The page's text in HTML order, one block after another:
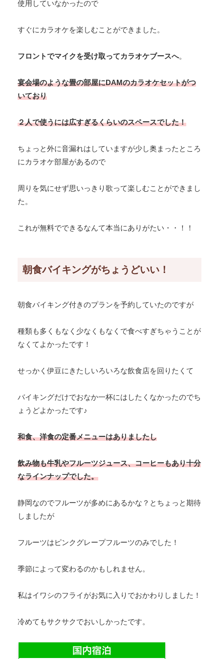
使用していなかったので
すぐにカラオケを楽しむことができました。
フロントでマイクを受け取ってカラオケブースへ。
宴会場のような畳の部屋にDAMのカラオケセットがつ
いており
２人で使うには広すぎるくらいのスペースでした！
ちょっと外に音漏れはしていますが少し奥まったところ
にカラオケ部屋があるので
周りを気にせず思いっきり歌って楽しむことができまし
た。
これが無料でできるなんて本当にありがたい・・！！
朝食バイキングがちょうどいい！
朝食バイキング付きのプランを予約していたのですが
種類も多くもなく少なくもなくで食べすぎちゃうことが
なくてよかったです！
せっかく伊豆にきたしいろいろな飲食店を回りたくて
バイキングだけでおなか一杯にはしたくなかったのでち
ょうどよかったです♪
和食、洋食の定番メニューはありましたし
飲み物も牛乳やフルーツジュース、コーヒーもあり十分
なラインナップでした。
静岡なのでフルーツが多めにあるかな？とちょっと期待
しましたが
フルーツはピンクグレープフルーツのみでした！
季節によって変わるのかもしれません。
私はイワシのフライがお気に入りでおかわりしました！
冷めてもサクサクでおいしかったです。